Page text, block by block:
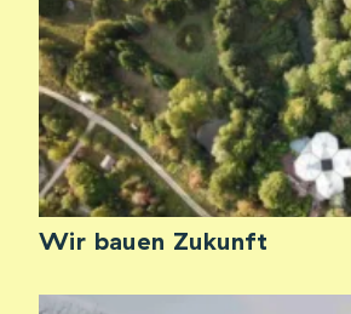
Wir bauen Zukunft